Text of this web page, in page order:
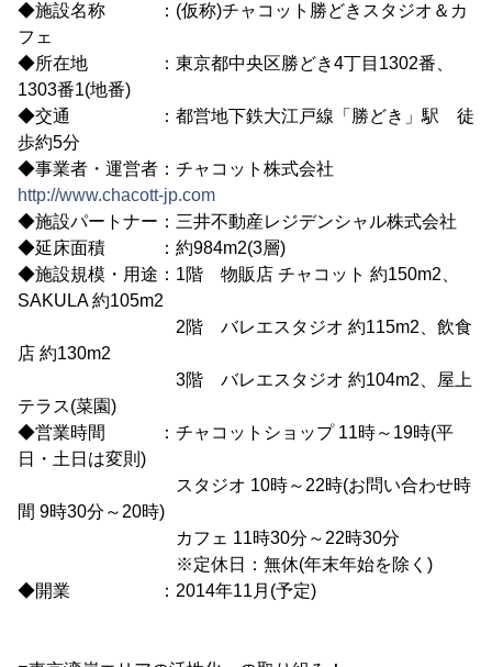
◆施設名称 ：(仮称)チャコット勝どきスタジオ＆カ
フェ
◆所在地 ：東京都中央区勝どき4丁目1302番、
1303番1(地番)
◆交通 ：都営地下鉄大江戸線「勝どき」駅 徒
歩約5分
◆事業者・運営者：チャコット株式会社
http://www.chacott-jp.com
◆施設パートナー：三井不動産レジデンシャル株式会社
◆延床面積 ：約984m2(3層)
◆施設規模・用途：1階 物販店 チャコット 約150m2、
SAKULA 約105m2
2階 バレエスタジオ 約115m2、飲食
店 約130m2
3階 バレエスタジオ 約104m2、屋上
テラス(菜園)
◆営業時間 ：チャコットショップ 11時～19時(平
日・土日は変則)
スタジオ 10時～22時(お問い合わせ時
間 9時30分～20時)
カフェ 11時30分～22時30分
※定休日：無休(年末年始を除く)
◆開業 ：2014年11月(予定)